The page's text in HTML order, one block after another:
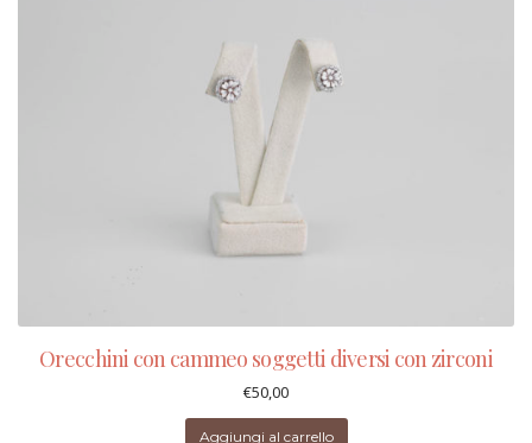
Orecchini con cammeo soggetti diversi con zirconi
€50,00
Aggiungi al carrello